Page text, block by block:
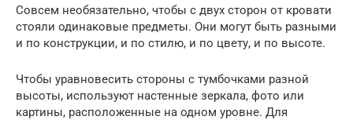
Совсем необязательно, чтобы с двух сторон от кровати
стояли одинаковые предметы. Они могут быть разными
и по конструкции, и по стилю, и по цвету, и по высоте.
Чтобы уравновесить стороны с тумбочками разной
высоты, используют настенные зеркала, фото или
картины, расположенные на одном уровне. Для